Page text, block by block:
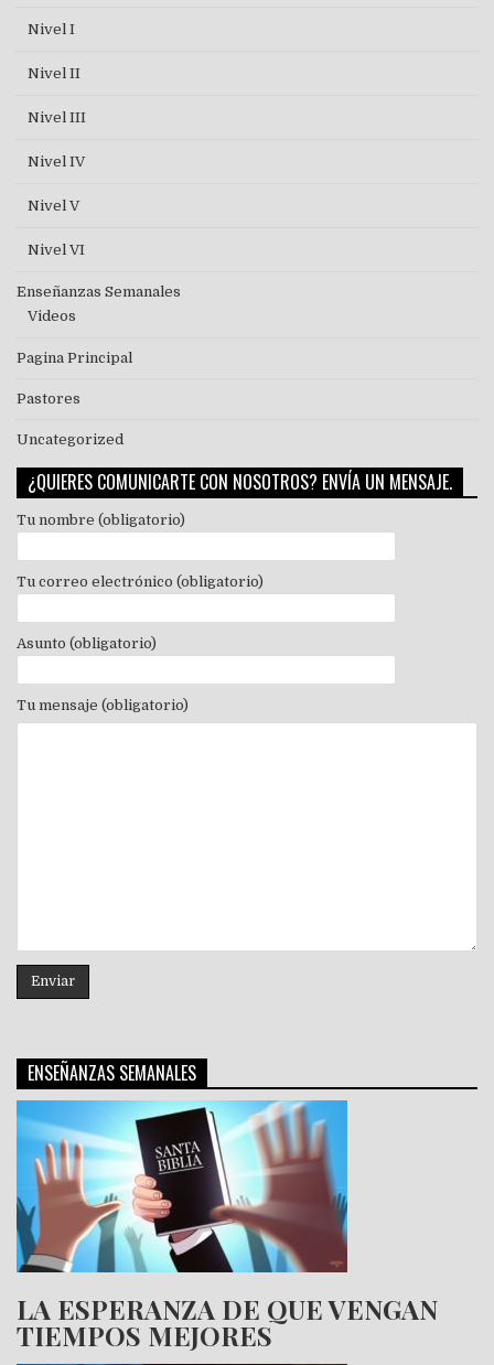
Nivel I
Nivel II
Nivel III
Nivel IV
Nivel V
Nivel VI
Enseñanzas Semanales
Videos
Pagina Principal
Pastores
Uncategorized
¿QUIERES COMUNICARTE CON NOSOTROS? ENVÍA UN MENSAJE.
Tu nombre (obligatorio)
Tu correo electrónico (obligatorio)
Asunto (obligatorio)
Tu mensaje (obligatorio)
ENSEÑANZAS SEMANALES
LA ESPERANZA DE QUE VENGAN
TIEMPOS MEJORES